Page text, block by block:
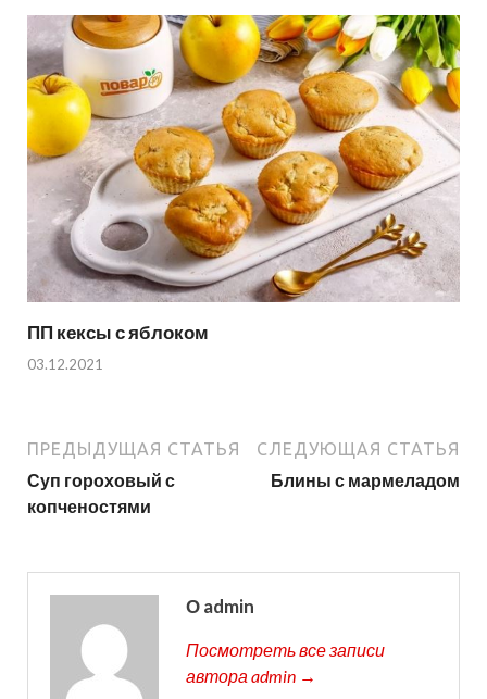
ПП кексы с яблоком
03.12.2021
ПРЕДЫДУЩАЯ СТАТЬЯ
Суп гороховый с
копченостями
СЛЕДУЮЩАЯ СТАТЬЯ
Блины с мармеладом
О admin
Посмотреть все записи
автора admin →